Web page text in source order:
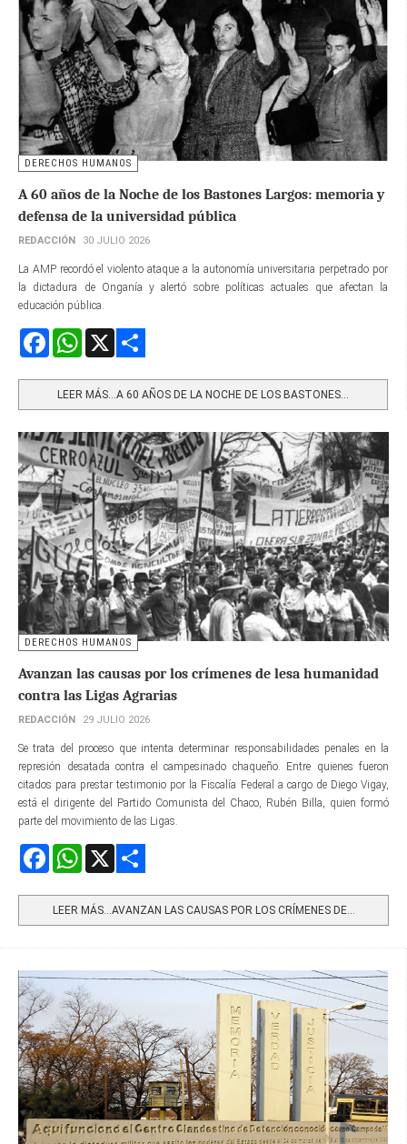
DERECHOS HUMANOS
A 60 años de la Noche de los Bastones Largos: memoria y
defensa de la universidad pública
REDACCIÓN 30 JULIO 2026
La AMP recordó el violento ataque a la autonomía universitaria perpetrado por
la dictadura de Onganía y alertó sobre políticas actuales que afectan la
educación pública.
FacebookWhatsApp
LEER MÁS…A 60 AÑOS DE LA NOCHE DE LOS BASTONES...
DERECHOS HUMANOS
Avanzan las causas por los crímenes de lesa humanidad
contra las Ligas Agrarias
REDACCIÓN 29 JULIO 2026
Se trata del proceso que intenta determinar responsabilidades penales en la
represión desatada contra el campesinado chaqueño. Entre quienes fueron
citados para prestar testimonio por la Fiscalía Federal a cargo de Diego Vigay,
está el dirigente del Partido Comunista del Chaco, Rubén Billa, quien formó
parte del movimiento de las Ligas.
FacebookWhatsApp
LEER MÁS…AVANZAN LAS CAUSAS POR LOS CRÍMENES DE...